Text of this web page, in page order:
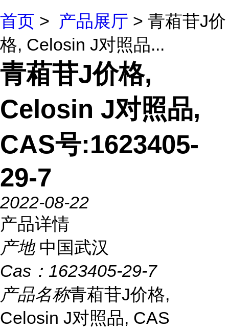
首页 > 产品展厅 > 青葙苷J价
格, Celosin J对照品...
青葙苷J价格,
Celosin J对照品,
CAS号:1623405-
29-7
2022-08-22
产品详情
产地 中国武汉
Cas： 1623405-29-7
产品名称青葙苷J价格,
Celosin J对照品, CAS